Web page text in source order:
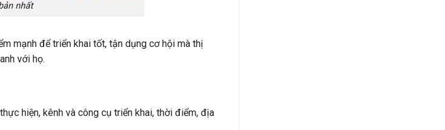
nhất
mạnh để triển khai tốt, tận dụng cơ hội mà thị
với họ.
hiện, kênh và công cụ triển khai, thời điểm, địa